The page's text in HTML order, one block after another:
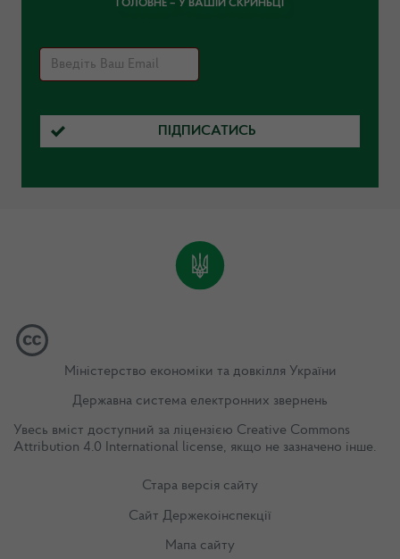
ГОЛОВНЕ – У ВАШІЙ СКРИНЬЦІ
ПІДПИСАТИСЬ
Міністерство економіки та довкілля України
Державна система електронних звернень
Увесь вміст доступний за ліцензією Creative Commons
Attribution 4.0 International license, якщо не зазначено інше.
Стара версія сайту
Сайт Держекоінспекції
Мапа сайту